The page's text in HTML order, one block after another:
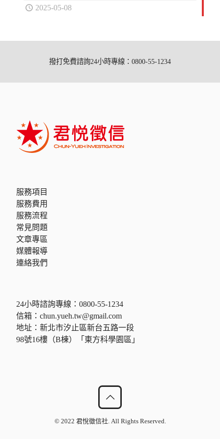
2025-05-08
撥打免費諮詢24小時專線：0800-55-1234
服務項目
服務費用
服務流程
常見問題
文章專區
媒體報導
連絡我們
24小時諮詢專線： 0800-55-1234
信箱： chun.yueh.tw@gmail.com
地址：新北市汐止區新台五路一段
98號16樓（B棟）「東方科學園區」
© 2022 君悅徵信社. All Rights Reserved.